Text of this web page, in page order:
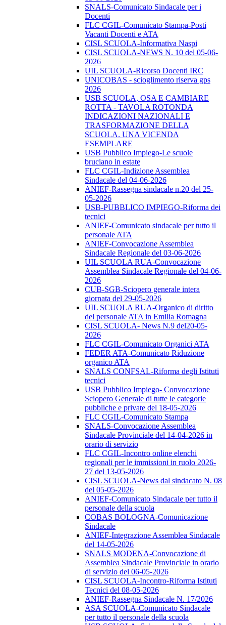
SNALS-Comunicato Sindacale per i
Docenti
FLC CGIL-Comunicato Stampa-Posti
Vacanti Docenti e ATA
CISL SCUOLA-Informativa Naspi
CISL SCUOLA-NEWS N. 10 del 05-06-
2026
UIL SCUOLA-Ricorso Docenti IRC
UNICOBAS - scioglimento riserva gps
2026
USB SCUOLA, OSA E CAMBIARE
ROTTA - TAVOLA ROTONDA
INDICAZIONI NAZIONALI E
TRASFORMAZIONE DELLA
SCUOLA. UNA VICENDA
ESEMPLARE
USB Pubblico Impiego-Le scuole
bruciano in estate
FLC CGIL-Indizione Assemblea
Sindacale del 04-06-2026
ANIEF-Rassegna sindacale n.20 del 25-
05-2026
USB-PUBBLICO IMPIEGO-Riforma dei
tecnici
ANIEF-Comunicato sindacale per tutto il
personale ATA
ANIEF-Convocazione Assemblea
Sindacale Regionale del 03-06-2026
UIL SCUOLA RUA-Convocazione
Assemblea Sindacale Regionale del 04-06-
2026
CUB-SGB-Sciopero generale intera
giornata del 29-05-2026
UIL SCUOLA RUA-Organico di diritto
del personale ATA in Emilia Romagna
CISL SCUOLA- News N.9 del20-05-
2026
FLC CGIL-Comunicato Organici ATA
FEDER ATA-Comunicato Riduzione
organico ATA
SNALS CONFSAL-Riforma degli Istituti
tecnici
USB Pubblico Impiego- Convocazione
Sciopero Generale di tutte le categorie
pubbliche e private del 18-05-2026
FLC CGIL-Comunicato Stampa
SNALS-Convocazione Assemblea
Sindacale Provinciale del 14-04-2026 in
orario di servizio
FLC CGIL-Incontro online elenchi
regionali per le immissioni in ruolo 2026-
27 del 13-05-2026
CISL SCUOLA-News dal sindacato N. 08
del 05-05-2026
ANIEF-Comunicato Sindacale per tutto il
personale della scuola
COBAS BOLOGNA-Comunicazione
Sindacale
ANIEF-Integrazione Assemblea Sindacale
del 14-05-2026
SNALS MODENA-Convocazione di
Assemblea Sindacale Provinciale in orario
di servizio del 06-05-2026
CISL SCUOLA-Incontro-Riforma Istituti
Tecnici del 08-05-2026
ANIEF-Rassegna Sindacale N. 17/2026
ASA SCUOLA-Comunicato Sindacale
per tutto il personale della scuola